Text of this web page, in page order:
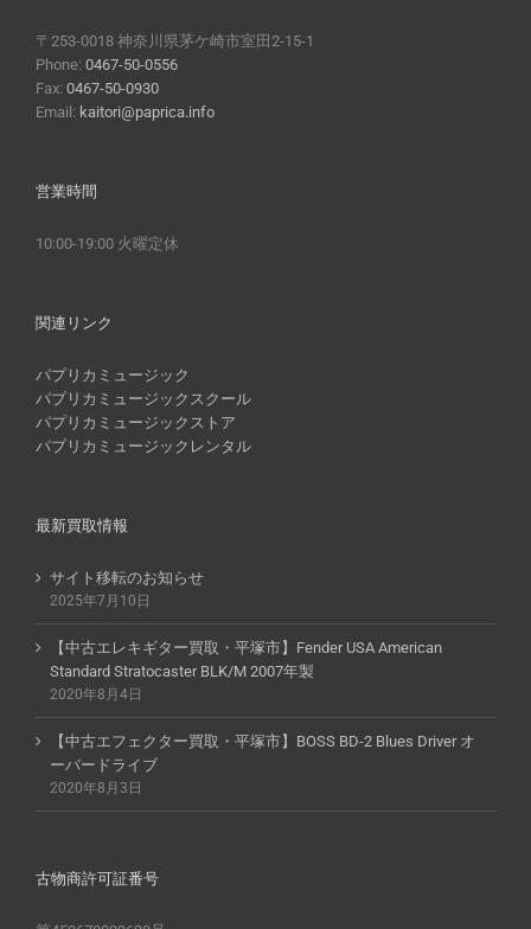
〒253-0018 神奈川県茅ケ崎市室田2-15-1
Phone: 0467-50-0556
Fax: 0467-50-0930
Email: kaitori@paprica.info
営業時間
10:00-19:00 火曜定休
関連リンク
パプリカミュージック
パプリカミュージックスクール
パプリカミュージックストア
パプリカミュージックレンタル
最新買取情報
サイト移転のお知らせ
2025年7月10日
【中古エレキギター買取・平塚市】Fender USA American
Standard Stratocaster BLK/M 2007年製
2020年8月4日
【中古エフェクター買取・平塚市】BOSS BD-2 Blues Driver オ
ーバードライブ
2020年8月3日
古物商許可証番号